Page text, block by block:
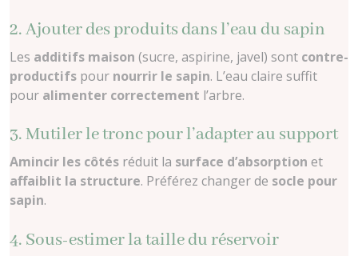
2. Ajouter des produits dans l’eau du sapin
Les additifs maison (sucre, aspirine, javel) sont contre-
productifs pour nourrir le sapin. L’eau claire suffit
pour alimenter correctement l’arbre.
3. Mutiler le tronc pour l’adapter au support
Amincir les côtés réduit la surface d’absorption et
affaiblit la structure. Préférez changer de socle pour
sapin.
4. Sous-estimer la taille du réservoir